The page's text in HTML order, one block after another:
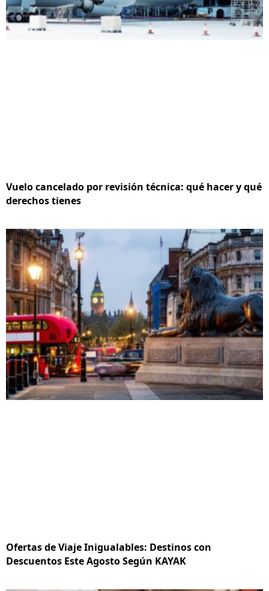
Vuelo cancelado por revisión técnica: qué hacer y qué
derechos tienes
Ofertas de Viaje Inigualables: Destinos con
Descuentos Este Agosto Según KAYAK